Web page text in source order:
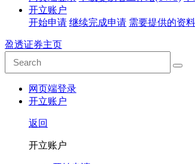
开立账户
开始申请 继续完成申请 需要提供的资料
盈透证券主页
网页端登录
开立账户
返回
开立账户